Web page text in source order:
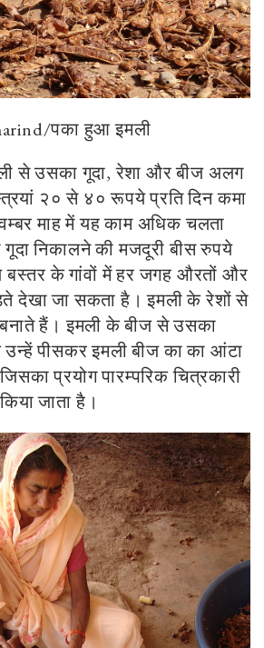
पका हुआ इमली
से उसका गूदा, रेशा और बीज अलग
२० से ४० रूपये प्रति दिन कमा
माह में यह काम अधिक चलता
निकालने की मजदूरी बीस रुपये
बस्तर के गांवों में हर जगह औरतों और
देखा जा सकता है। इमली के रेशों से
बनाते हैं। इमली के बीज से उसका
पीसकर इमली बीज का का आंटा
प्रयोग पारम्परिक चित्रकारी
जाता है।